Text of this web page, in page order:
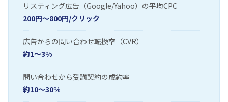
リスティング広告（Google/Yahoo）の平均CPC
200円〜800円/クリック
広告からの問い合わせ転換率（CVR）
約1〜3%
問い合わせから受講契約の成約率
約10〜30%